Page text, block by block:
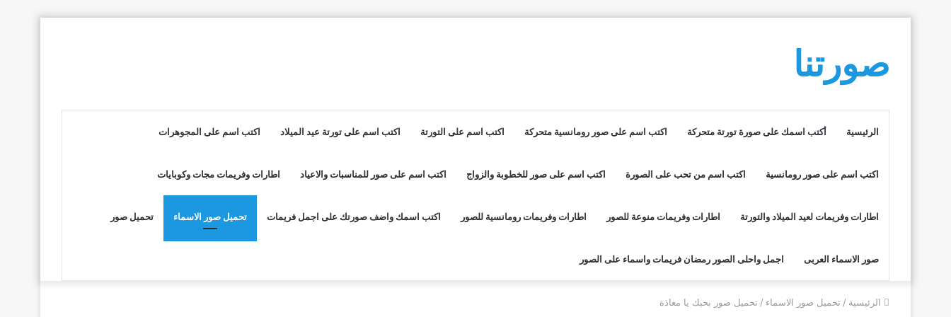
صورتنا
الرئيسية أكتب اسمك على صورة تورتة متحركة اكتب اسم على صور رومانسية متحركة اكتب اسم على التورتة اكتب اسم على تورتة عيد الميلاد اكتب اسم على المجوهرات
اكتب اسم على صور رومانسية اكتب اسم من تحب على الصورة اكتب اسم على صور للخطوبة والزواج اكتب اسم على صور للمناسبات والاعياد اطارات وفريمات مجات وكوبايات
اطارات وفريمات لعيد الميلاد والتورتة اطارات وفريمات منوعة للصور اطارات وفريمات رومانسية للصور اكتب اسمك واضف صورتك على اجمل فريمات تحميل صور الاسماء تحميل صور
صور الاسماء العربى اجمل واحلى الصور رمضان فريمات واسماء على الصور
الرئيسية / تحميل صور الاسماء / تحميل صور بحبك يا معاذة